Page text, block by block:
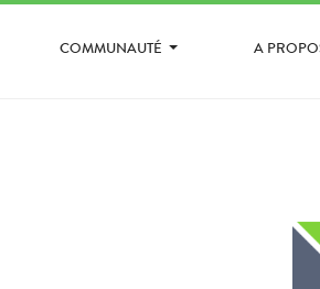
COMMUNAUTÉ A